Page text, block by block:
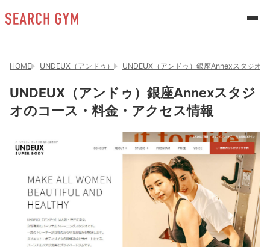
HOME UNDEUX（アンドゥ） UNDEUX（アンドゥ）銀座Annexスタジオ
UNDEUX（アンドゥ）銀座Annexスタジ
オのコース・料金・アクセス情報